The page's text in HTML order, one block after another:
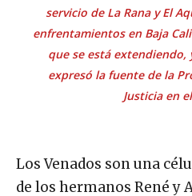
servicio de La Rana y El
enfrentamientos en Baja
que se está extendiendo,
expresó la fuente de la
Justicia en
Los Venados son una
de los hermanos René y